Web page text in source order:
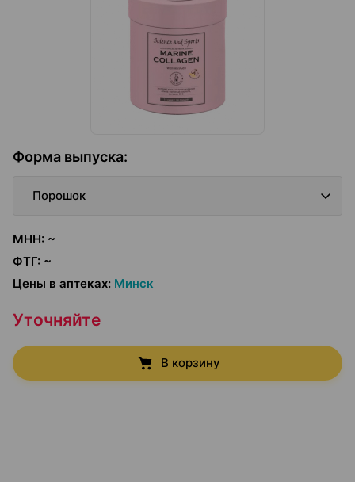
Форма выпуска:
Порошок
МНН: ~
ФТГ: ~
Цены в аптеках: Минск
Уточняйте
В корзину